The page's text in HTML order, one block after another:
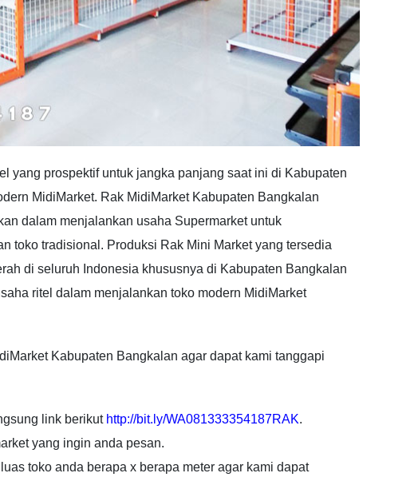
yang prospektif untuk jangka panjang saat ini di Kabupaten
MidiMarket. Rak MidiMarket Kabupaten Bangkalan
dalam menjalankan usaha Supermarket untuk
toko tradisional. Produksi Rak Mini Market yang tersedia
di seluruh Indonesia khususnya di Kabupaten Bangkalan
ritel dalam menjalankan toko modern MidiMarket
Kabupaten Bangkalan agar dapat kami tanggapi
link berikut http://bit.ly/WA081333354187RAK.
yang ingin anda pesan.
toko anda berapa x berapa meter agar kami dapat